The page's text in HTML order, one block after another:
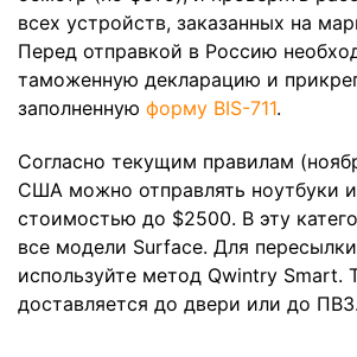
всех устройств, заказанных на
Перед отправкой в Россию
таможенную декларацию и
заполненную форму BIS-711.
Согласно текущим правилам
США можно отправлять ноутбуки
стоимостью до $2500. В эту
все модели Surface. Для
используйте метод Qwintry Smart.
доставляется до двери или до ПВЗ.